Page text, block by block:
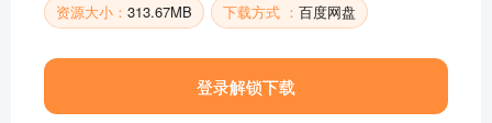
资源大小： 313.67MB 下载方式 ： 百度网盘
登录解锁下载